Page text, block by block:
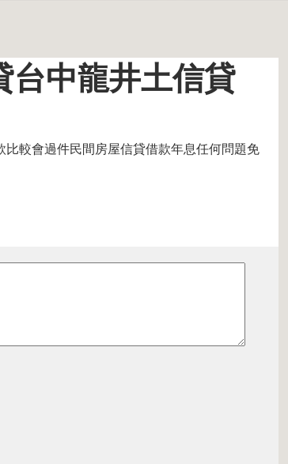
台中龍井土信貸
較會過件民間房屋信貸借款年息任何問題免